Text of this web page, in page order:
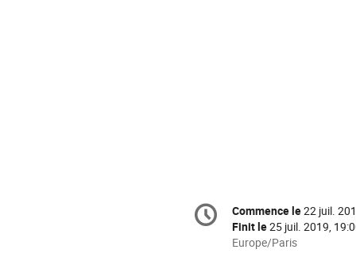
Information
de
Date/Heure
Commence le22 juil.
Finit le25 juil. 2019,
Toutes
Europe/Paris